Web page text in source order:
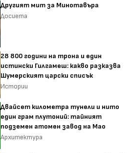
Другият мит за Минотавъра
Досиета
28 800 години на трона и един
истински Гилгамеш: какво разказва
Шумерският царски списък
Истории
Двайсет километра тунели и нито
един грам плутоний: тайният
подземен атомен завод на Мао
Архитектура